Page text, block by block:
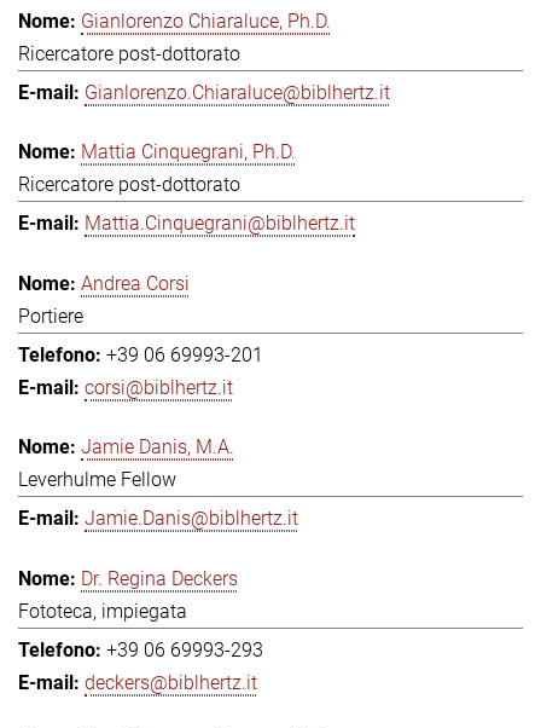
Gianlorenzo Chiaraluce, Ph.D.
Ricercatore post-dottorato
Gianlorenzo.Chiaraluce@biblhertz.it
Mattia Cinquegrani, Ph.D.
Ricercatore post-dottorato
Mattia.Cinquegrani@biblhertz.it
Andrea Corsi
Portiere
+39 06 69993-201
corsi@biblhertz.it
Jamie Danis, M.A.
Leverhulme Fellow
Jamie.Danis@biblhertz.it
Dr. Regina Deckers
Fototeca, impiegata
+39 06 69993-293
deckers@biblhertz.it